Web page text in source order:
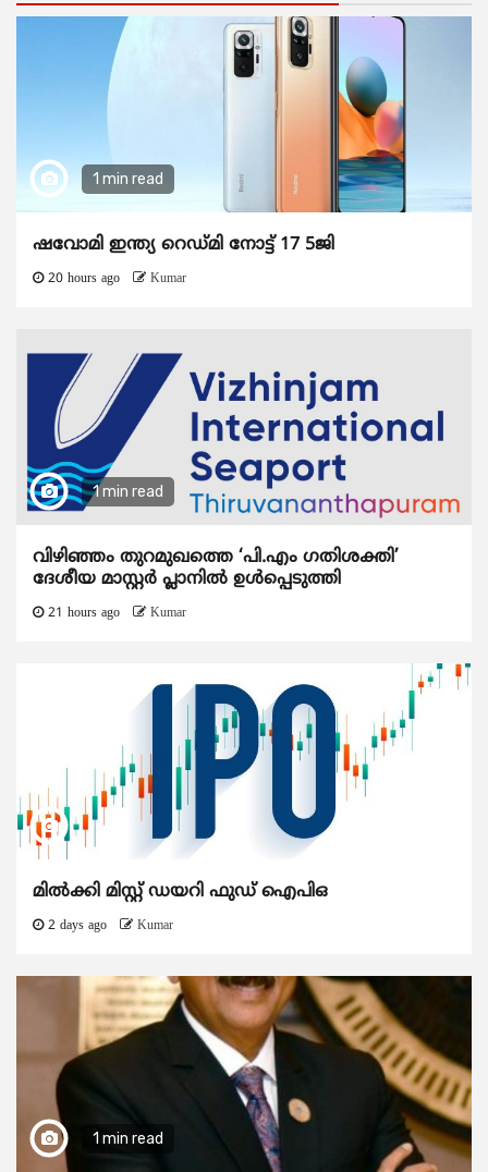
1 min read
ഷവോമി ഇന്ത്യ റെഡ്മി നോട്ട് 17 5ജി
20 hours ago Kumar
1 min read
വിഴിഞ്ഞം തുറമുഖത്തെ ‘പി.എം ഗതിശക്തി’
ദേശീയ മാസ്റ്റർ പ്ലാനിൽ ഉൾപ്പെടുത്തി
21 hours ago Kumar
മിൽക്കി മിസ്റ്റ് ഡയറി ഫുഡ് ഐപിഒ
2 days ago Kumar
1 min read